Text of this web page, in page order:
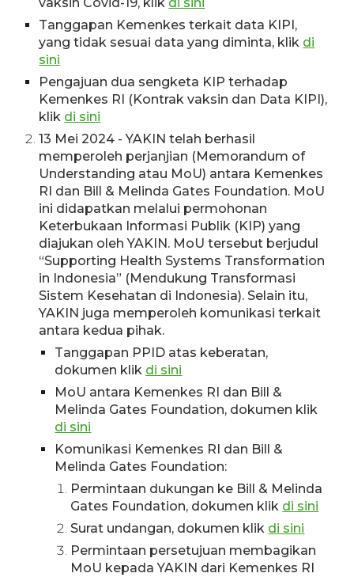
Tanggapan Kemenkes terkait data KIPI,
yang tidak sesuai data yang diminta, klik di
sini
Pengajuan dua sengketa KIP terhadap
Kemenkes RI (Kontrak vaksin dan Data KIPI),
klik di sini
13 Mei 2024 - YAKIN telah berhasil
memperoleh perjanjian (Memorandum of
Understanding atau MoU) antara Kemenkes
RI dan Bill & Melinda Gates Foundation. MoU
ini didapatkan melalui permohonan
Keterbukaan Informasi Publik (KIP) yang
diajukan oleh YAKIN. MoU tersebut berjudul
“Supporting Health Systems Transformation
in Indonesia” (Mendukung Transformasi
Sistem Kesehatan di Indonesia). Selain itu,
YAKIN juga memperoleh komunikasi terkait
antara kedua pihak.
Tanggapan PPID atas keberatan,
dokumen klik di sini
MoU antara Kemenkes RI dan Bill &
Melinda Gates Foundation, dokumen klik
di sini
Komunikasi Kemenkes RI dan Bill &
Melinda Gates Foundation:
Permintaan dukungan ke Bill & Melinda
Gates Foundation, dokumen klik di sini
Surat undangan, dokumen klik di sini
Permintaan persetujuan membagikan
MoU kepada YAKIN dari Kemenkes RI